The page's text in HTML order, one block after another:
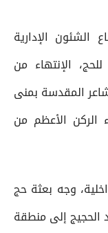
الشئون الإدارية
الإنتهاء من
المقدسة بمنى
الركن الأعظم من
وجه بعثة حج
الحجيج إلى منطقة